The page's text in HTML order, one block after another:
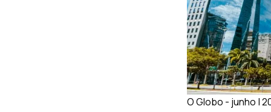
O Globo - junho |